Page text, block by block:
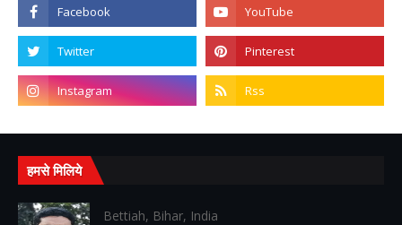
हमसे मिलिये
Bettiah, Bihar, India